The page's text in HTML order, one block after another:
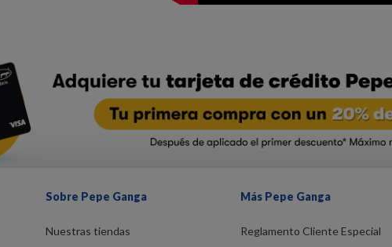
Sobre Pepe Ganga
Nuestras tiendas
Más Pepe Ganga
Reglamento Cliente Especial